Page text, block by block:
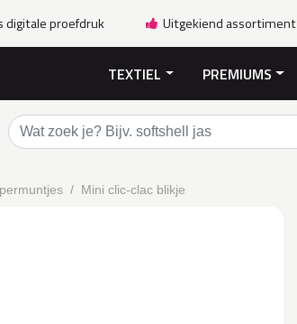
digitale proefdruk Uitgekiend assortiment
TEXTIEL PREMIUMS
Mini clic-clac blikje